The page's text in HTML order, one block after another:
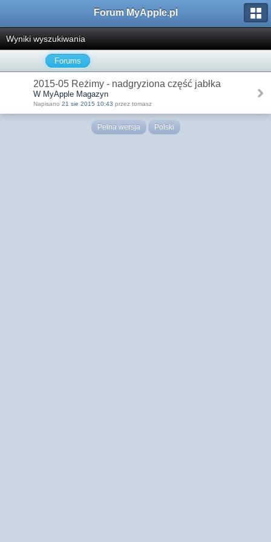
Forum MyApple.pl
Wyniki wyszukiwania
Forums
2015-05 Reżimy - nadgryziona część jabłka
W MyApple Magazyn
Napisano 21 sie 2015 10:43 przez tomasz
Pełna wersja Polski